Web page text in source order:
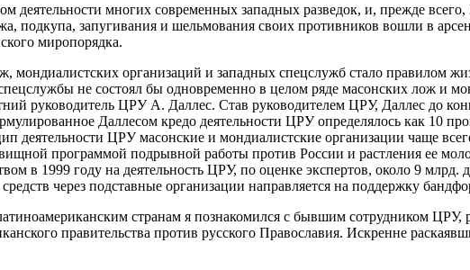
деятельности многих современных западных разведок, и, прежде
подкупа, запугивания и шельмования своих противников вошли в
миропорядка.
мондиалистских организаций и западных спецслужб стало правилом
не состоял бы одновременно в целом ряде масонских лож и
руководитель ЦРУ А. Даллес. Став руководителем ЦРУ, Даллес до
Даллесом кредо деятельности ЦРУ определялось как 10
деятельности ЦРУ масонские и мондиалистские организации чаще
программой подрывной работы против России и растления ее
в 1999 году на деятельность ЦРУ, по оценке экспертов, около 9 млрд.
через подставные организации направляется на поддержку
странам я познакомился с бывшим сотрудником
правительства против русского Православия. Искренне